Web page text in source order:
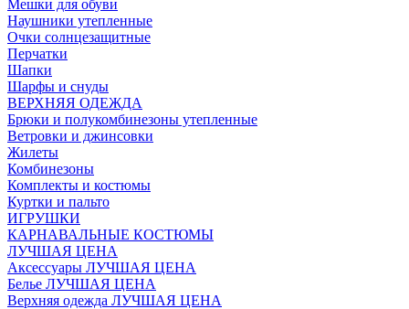
Мешки для обуви
Наушники утепленные
Очки солнцезащитные
Перчатки
Шапки
Шарфы и снуды
ВЕРХНЯЯ ОДЕЖДА
Брюки и полукомбинезоны утепленные
Ветровки и джинсовки
Жилеты
Комбинезоны
Комплекты и костюмы
Куртки и пальто
ИГРУШКИ
КАРНАВАЛЬНЫЕ КОСТЮМЫ
ЛУЧШАЯ ЦЕНА
Аксессуары ЛУЧШАЯ ЦЕНА
Белье ЛУЧШАЯ ЦЕНА
Верхняя одежда ЛУЧШАЯ ЦЕНА